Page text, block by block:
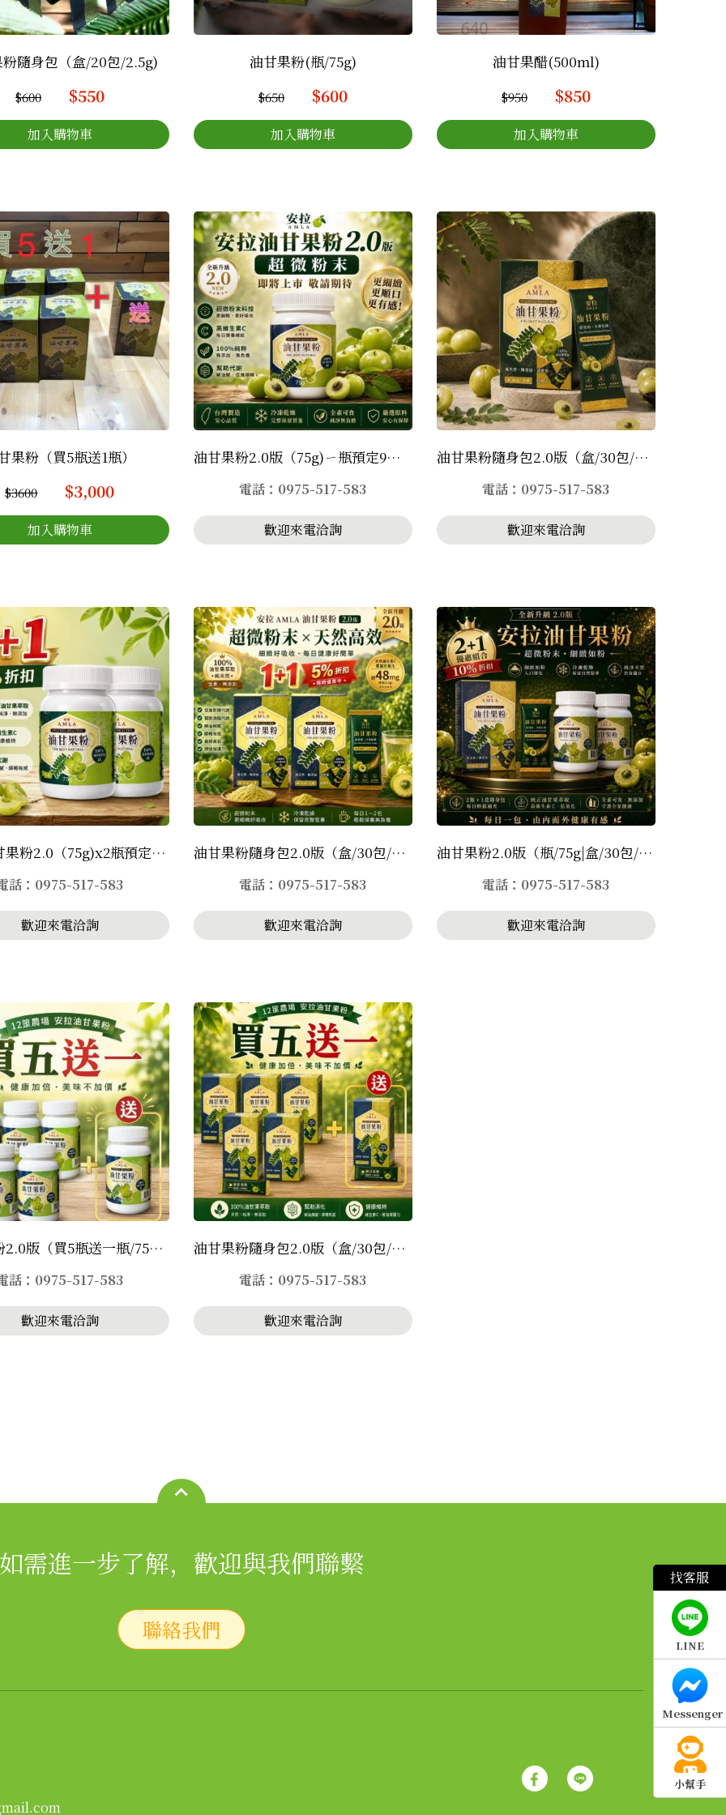
隨身包（盒/20包/2.5g)
$600 $550
油甘果粉(瓶/75g)
$650 $600
油甘果醋(500ml)
$950 $850
果粉（買5瓶送1瓶）
$3600 $3,000
油甘果粉2.0版（75g)ㄧ瓶預定9月上市
電話：0975-517-583
歡迎來電洽詢
油甘果粉隨身包2.0版（盒/30包/2.5g)ㄧ盒
電話：0975-517-583
歡迎來電洽詢
安拉油甘果粉2.0（75g)x2瓶預定9月上市
話：0975-517-583
歡迎來電洽詢
油甘果粉隨身包2.0版（盒/30包/2.5g)二盒
電話：0975-517-583
歡迎來電洽詢
油甘果粉2.0版（瓶/75g|盒/30包/2.5g)2瓶+1盒
電話：0975-517-583
歡迎來電洽詢
油甘果粉2.0版（買5瓶送一瓶/75g）預定9月上市
話：0975-517-583
歡迎來電洽詢
油甘果粉隨身包2.0版（盒/30包/2.5g)五盒送一盒
電話：0975-517-583
歡迎來電洽詢
如需進一步了解，歡迎與我們聯繫
聯絡我們
找客服
LINE
Messenger
小幫手